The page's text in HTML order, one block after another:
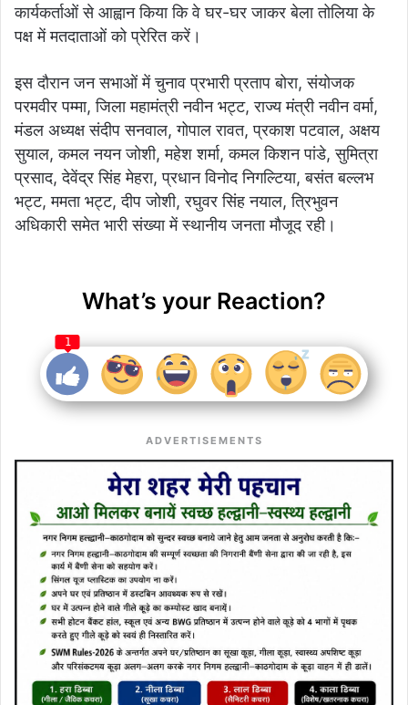
कार्यकर्ताओं से आह्वान किया कि वे घर-घर जाकर बेला तोलिया के
पक्ष में मतदाताओं को प्रेरित करें।
इस दौरान जन सभाओं में चुनाव प्रभारी प्रताप बोरा, संयोजक
परमवीर पम्मा, जिला महामंत्री नवीन भट्ट, राज्य मंत्री नवीन वर्मा,
मंडल अध्यक्ष संदीप सनवाल, गोपाल रावत, प्रकाश पटवाल, अक्षय
सुयाल, कमल नयन जोशी, महेश शर्मा, कमल किशन पांडे, सुमित्रा
प्रसाद, देवेंद्र सिंह मेहरा, प्रधान विनोद निगल्टिया, बसंत बल्लभ
भट्ट, ममता भट्ट, दीप जोशी, रघुवर सिंह नयाल, त्रिभुवन
अधिकारी समेत भारी संख्या में स्थानीय जनता मौजूद रही।
What’s your Reaction?
1
ADVERTISEMENTS